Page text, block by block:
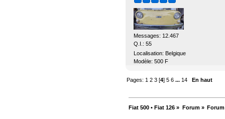
Messages: 12.467
Q.I.: 55
Localisation: Belgique
Modèle: 500 F
Pages: 1 2 3 [4]5 6 ... 14 En haut
Fiat 500 • Fiat 126 » Forum»